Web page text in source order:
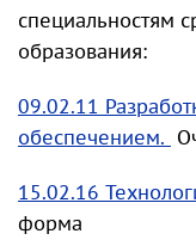
специальностям
образования:
09.02.11
обеспечением.
15.02.16
форма